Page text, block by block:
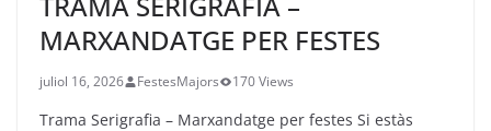
MARXANDATGE PER FESTES
juliol 16, 2026 FestesMajors 170 Views
Trama Serigrafia – Marxandatge per festes Si estàs